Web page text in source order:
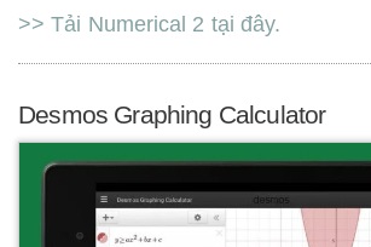
>> Tải Numerical 2 tại đây.
Desmos Graphing Calculator